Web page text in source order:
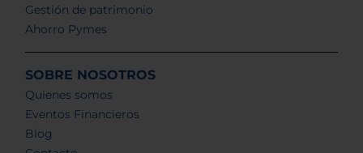
Gestión de patrimonio
Ahorro Pymes
SOBRE NOSOTROS
Quienes somos
Eventos Financieros
Blog